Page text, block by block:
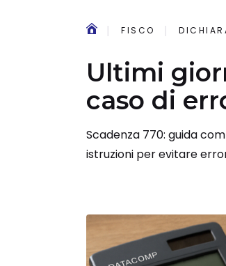
FISCO
Ultimi
caso di
Scadenza 770: guida
istruzioni per evitare